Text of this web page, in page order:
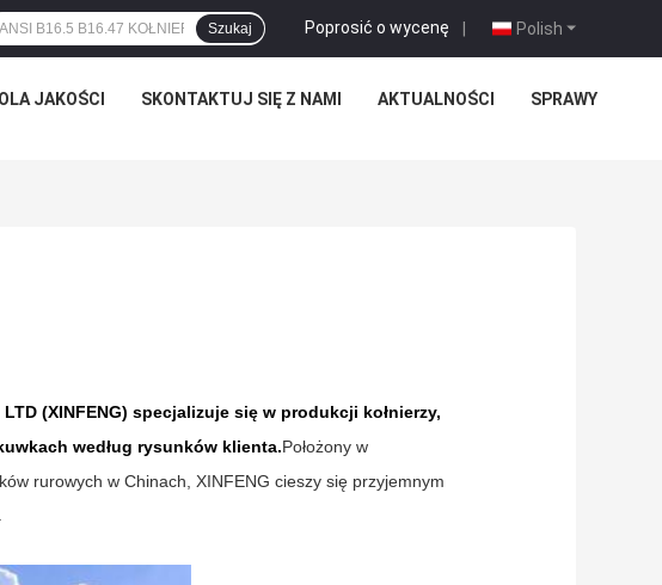
Polish
Poprosić o wycenę |
Szukaj
JAKOŚCI SKONTAKTUJ SIĘ Z NAMI AKTUALNOŚCI SPRAWY
LTD (XINFENG) specjalizuje się w produkcji kołnierzy,
według rysunków klienta.Położony w
rurowych w Chinach, XINFENG cieszy się przyjemnym